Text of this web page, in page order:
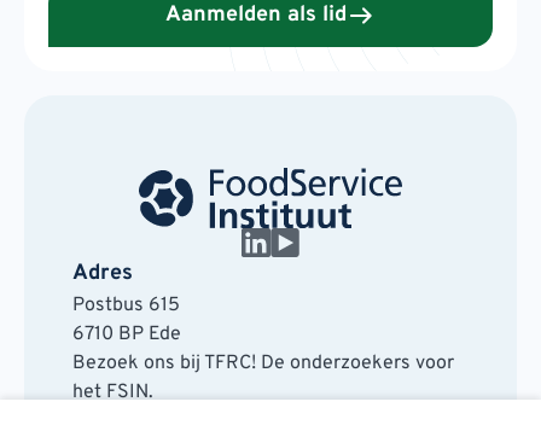
Aanmelden als lid
Adres
Postbus 615
6710 BP Ede
Bezoek ons bij TFRC! De onderzoekers voor
het FSIN.